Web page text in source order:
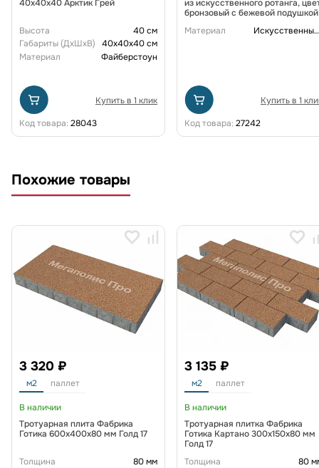
40x40x40 Арктик Грей
Высота
40 см
Габариты (ДxШxВ)
40x40x40 см
Материал
Файберстоун
Купить в 1 клик
Код товара: 28043
из искусственного ротанга,
бронзовый с бежевой подушкой
Материал
Искусственный ротанг
Купить в 1
Код товара: 27242
Похожие товары
3 320 ₽
м2 паллет
В наличии
Тротуарная плита Фабрика
Готика 600х400х80 мм Голд 17
Толщина
80 мм
3 135 ₽
м2 паллет
В наличии
Тротуарная плитка Фабрика
Готика Картано 300х150х80 мм
Голд 17
Толщина
80